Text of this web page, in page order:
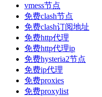
vmess节点
免费clash节点
免费clash订阅地址
免费http代理
免费http代理ip
免费hysteria2节点
免费ip代理
免费proxies
免费proxylist